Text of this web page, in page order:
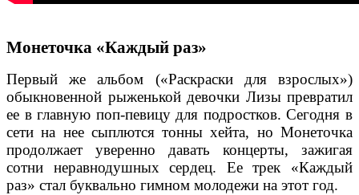
Монеточка «Каждый раз»
Первый же альбом («Раскраски для взрослых»)
обыкновенной рыженькой девочки Лизы превратил
ее в главную поп-певицу для подростков. Сегодня в
сети на нее сыплются тонны хейта, но Монеточка
продолжает уверенно давать концерты, зажигая
сотни неравнодушных сердец. Ее трек «Каждый
раз» стал буквально гимном молодежи на этот год.